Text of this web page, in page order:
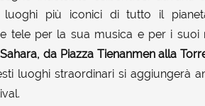
più iconici di tutto il
tele per la sua musica e per i suoi
da Piazza Tienanmen alla
luoghi straordinari si aggiungerà